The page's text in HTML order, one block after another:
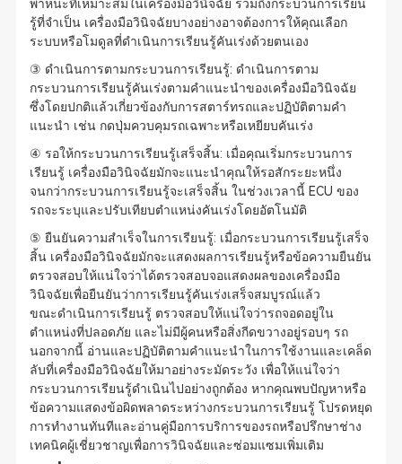
พาหนะที่เหมาะสมในเครื่องมือวินิจฉัย รวมถึงกระบวนการเรียน
รู้ที่จำเป็น เครื่องมือวินิจฉัยบางอย่างอาจต้องการให้คุณเลือก
ระบบหรือโมดูลที่ดำเนินการเรียนรู้คันเร่งด้วยตนเอง
③ ดำเนินการตามกระบวนการเรียนรู้: ดำเนินการตาม
กระบวนการเรียนรู้คันเร่งตามคำแนะนำของเครื่องมือวินิจฉัย
ซึ่งโดยปกติแล้วเกี่ยวข้องกับการสตาร์ทรถและปฏิบัติตามคำ
แนะนำ เช่น กดปุ่มควบคุมรถเฉพาะหรือเหยียบคันเร่ง
④ รอให้กระบวนการเรียนรู้เสร็จสิ้น: เมื่อคุณเริ่มกระบวนการ
เรียนรู้ เครื่องมือวินิจฉัยมักจะแนะนำคุณให้รอสักระยะหนึ่ง
จนกว่ากระบวนการเรียนรู้จะเสร็จสิ้น ในช่วงเวลานี้ ECU ของ
รถจะระบุและปรับเทียบตำแหน่งคันเร่งโดยอัตโนมัติ
⑤ ยืนยันความสำเร็จในการเรียนรู้: เมื่อกระบวนการเรียนรู้เสร็จ
สิ้น เครื่องมือวินิจฉัยมักจะแสดงผลการเรียนรู้หรือข้อความยืนยัน
ตรวจสอบให้แน่ใจว่าได้ตรวจสอบจอแสดงผลของเครื่องมือ
วินิจฉัยเพื่อยืนยันว่าการเรียนรู้คันเร่งเสร็จสมบูรณ์แล้ว
ขณะดำเนินการเรียนรู้ ตรวจสอบให้แน่ใจว่ารถจอดอยู่ใน
ตำแหน่งที่ปลอดภัย และไม่มีผู้คนหรือสิ่งกีดขวางอยู่รอบๆ รถ
นอกจากนี้ อ่านและปฏิบัติตามคำแนะนำในการใช้งานและเคล็ด
ลับที่เครื่องมือวินิจฉัยให้มาอย่างระมัดระวัง เพื่อให้แน่ใจว่า
กระบวนการเรียนรู้ดำเนินไปอย่างถูกต้อง หากคุณพบปัญหาหรือ
ข้อความแสดงข้อผิดพลาดระหว่างกระบวนการเรียนรู้ โปรดหยุด
การทำงานทันทีและอ่านคู่มือการบริการของรถหรือปรึกษาช่าง
เทคนิคผู้เชี่ยวชาญเพื่อการวินิจฉัยและซ่อมแซมเพิ่มเติม